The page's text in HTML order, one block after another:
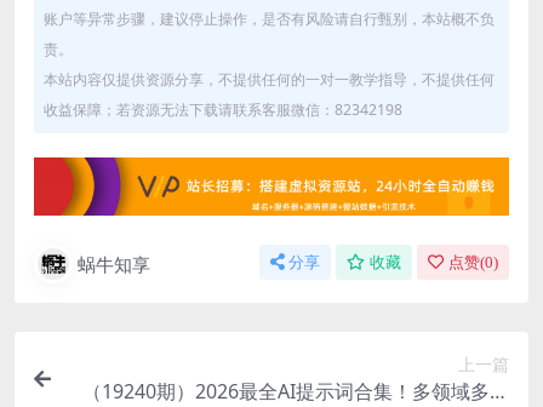
账户等异常步骤，建议停止操作，是否有风险请自行甄别，本站概不负
责。
本站内容仅提供资源分享，不提供任何的一对一教学指导，不提供任何
收益保障；若资源无法下载请联系客服微信：82342198
蜗牛知享 分享 收藏 点赞(0)
上一篇
（19240期）2026最全AI提示词合集！多领域多平